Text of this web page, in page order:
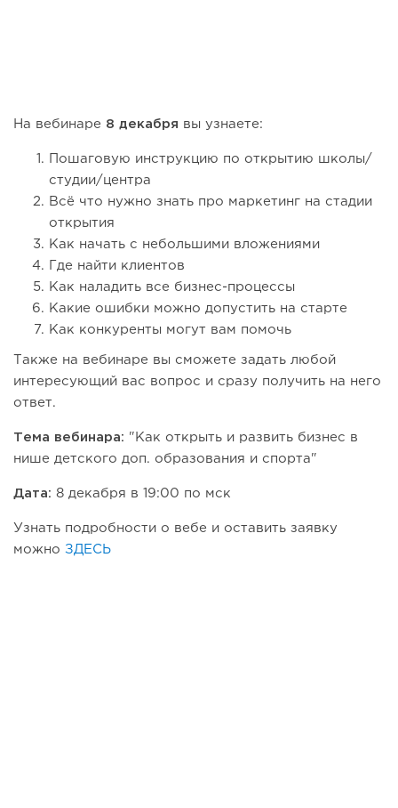
На вебинаре 8 декабря вы узнаете:
Пошаговую инструкцию по открытию школы/
студии/центра
Всё что нужно знать про маркетинг на стадии
открытия
Как начать с небольшими вложениями
Где найти клиентов
Как наладить все бизнес-процессы
Какие ошибки можно допустить на старте
Как конкуренты могут вам помочь
Также на вебинаре вы сможете задать любой
интересующий вас вопрос и сразу получить на него
ответ.
Тема вебинара: "Как открыть и развить бизнес в
нише детского доп. образования и спорта"
Дата: 8 декабря в 19:00 по мск
Узнать подробности о вебе и оставить заявку
можно ЗДЕСЬ